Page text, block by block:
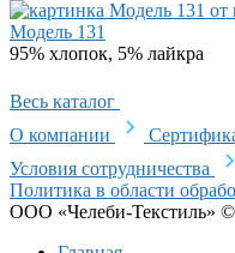
Модель 131
95% хлопок, 5% лайкра
Весь каталог
О компании
Условия сотрудничества
Политика в области
ООО «Челеби-Текстиль»